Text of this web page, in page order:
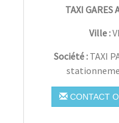
TAXI GARES
Ville :
Société : TAXI
CONTACT